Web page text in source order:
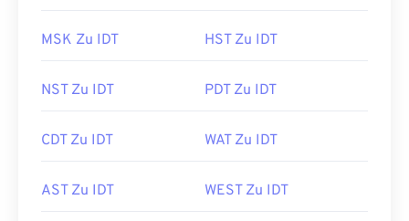
MSK Zu IDT HST Zu IDT
NST Zu IDT PDT Zu IDT
CDT Zu IDT WAT Zu IDT
AST Zu IDT WEST Zu IDT